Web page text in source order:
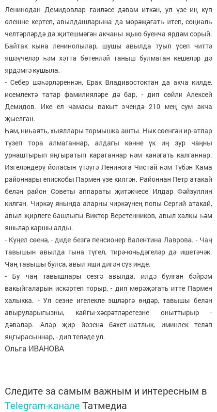
Ленинодан Демидовлар гаиләсе дәвам иткән, ул үзе иң күп
өлешне кертеп, авылдашларына да мөрәҗәгать итеп, социаль
челтәрләрдә дә җитешмәгән акчаны җыю буенча ярдәм сорый.
Байтак кына ленинолылар, шушы авылда туып үсеп читтә
яшәүчеләр һәм хәтта бөтенләй таныш булмаган кешеләр дә
ярдәмгә кушыла.
- Себер шәһәрләреннән, Ерак Владивостоктан да акча килде,
исемлектә татар фамилияләре дә бар, - дип сөйли Алексей
Демидов. Ике ел чамасы вакыт эчендә 210 мең сум акча
җыелган.
Һәм, ниһаять, хыяллары тормышка ашты. Нык сөенгән ир-атлар
түзеп тора алмаганнар, алдагы көнне үк иң зур чаңны
урнаштырып яңгыратып караганнар һәм канәгать калганнар.
Изгеләндерү йоласын үтәүгә Ленинога Чистай һәм Түбән Кама
районнары епискобы Пармен үзе килгән. Районнан Петр атакай
белән район Советы аппараты җитәкчесе Илдар Фәйзуллин
килгән. Чиркәү янында аларны чиркәүнең попы Сергий атакай,
авыл җирлеге башлыгы Виктор Веретенников, авыл халкы һәм
яшьләр каршы алды.
- Күңел сөенә, - диде безгә пенсионер Валентина Лаврова. - Чаң
тавышын авылда гына түгел, тирә-юньдәгеләр дә ишетәчәк.
Чаң тавышы булса, авыл яши дигән сүз инде.
- Бу чаң тавышлары сезгә авылда, илдә булган бәйрәм
вакыйгаларын искәртеп торыр, - дип мөрәҗәгать итте Пармен
халыкка. - Ул сезне игелекле эшләргә өндәр, тавышы белән
авыруларыгызны, кайгы-хәсрәтләрегезне оныттырыр -
дәвалар. Алар җир йөзенә бәхет-шатлык, иминлек теләп
яңгырасыннар, - дип теләде ул.
Ольга ИВАНОВА
Следите за самым важным и интересным в
Telegram-канале Татмедиа